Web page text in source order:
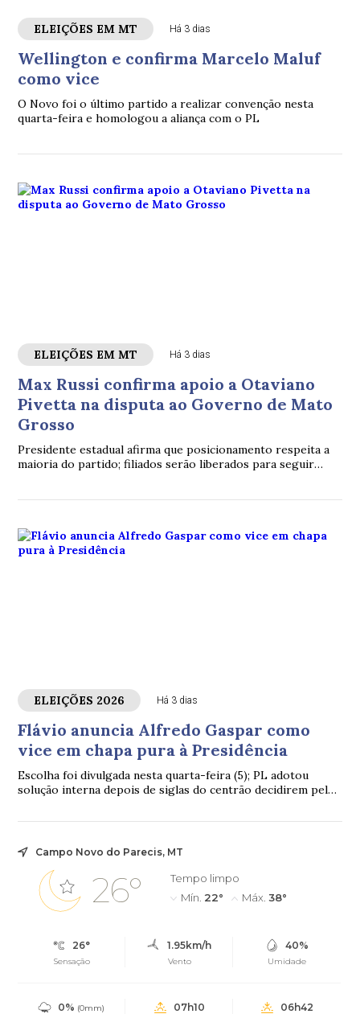
ELEIÇÕES EM MT Há 3 dias
Wellington e confirma Marcelo Maluf
como vice
O Novo foi o último partido a realizar convenção nesta
quarta-feira e homologou a aliança com o PL
ELEIÇÕES EM MT Há 3 dias
Max Russi confirma apoio a Otaviano
Pivetta na disputa ao Governo de Mato
Grosso
Presidente estadual afirma que posicionamento respeita a
maioria do partido; filiados serão liberados para seguir
ELEIÇÕES 2026 Há 3 dias
Flávio anuncia Alfredo Gaspar como
vice em chapa pura à Presidência
Escolha foi divulgada nesta quarta-feira (5); PL adotou
solução interna depois de siglas do centrão decidirem pela
Campo Novo do Parecis, MT
26°
Tempo limpo
Mín. 22° Máx. 38°
26°
Sensação
1.95km/h
Vento
40%
Umidade
0% (0mm)
07h10 06h42